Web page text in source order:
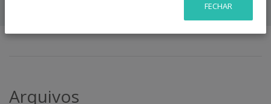
Arquivos
FECHAR